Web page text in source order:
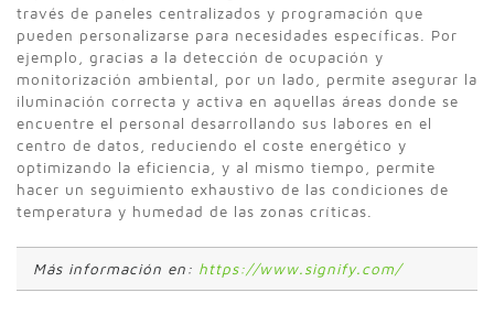
través de paneles centralizados y programación que
pueden personalizarse para necesidades específicas. Por
ejemplo, gracias a la detección de ocupación y
monitorización ambiental, por un lado, permite asegurar la
iluminación correcta y activa en aquellas áreas donde se
encuentre el personal desarrollando sus labores en el
centro de datos, reduciendo el coste energético y
optimizando la eficiencia, y al mismo tiempo, permite
hacer un seguimiento exhaustivo de las condiciones de
temperatura y humedad de las zonas críticas.
Más información en: https://www.signify.com/